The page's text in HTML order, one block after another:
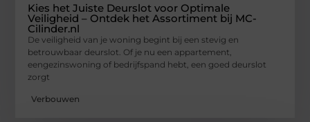
Kies het Juiste Deurslot voor Optimale
Veiligheid – Ontdek het Assortiment bij MC-
Cilinder.nl
De veiligheid van je woning begint bij een stevig en
betrouwbaar deurslot. Of je nu een appartement,
eengezinswoning of bedrijfspand hebt, een goed deurslot
zorgt
Verbouwen